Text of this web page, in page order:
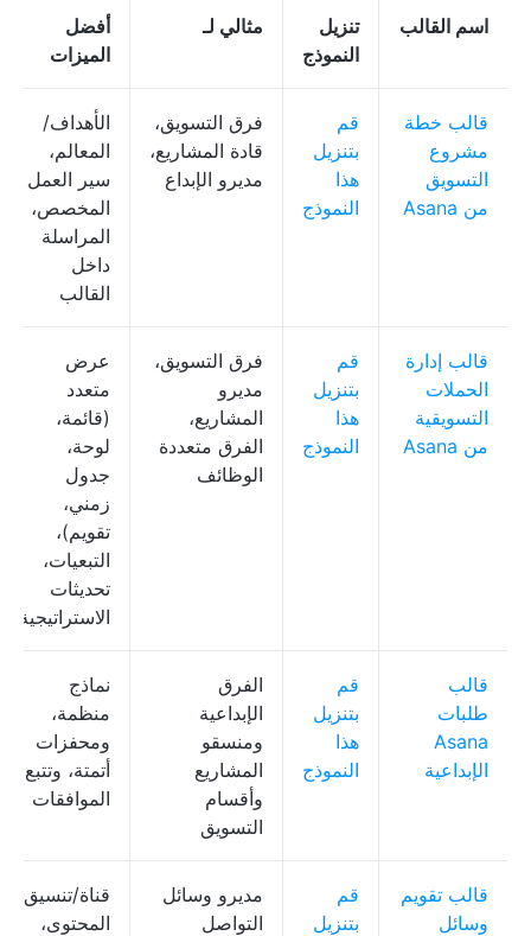
اسم القالب
تنزيل
النموذج
مثالي لـ
أفضل
الميزات
قالب خطة
مشروع
التسويق
من Asana
قم
بتنزيل
هذا
النموذج
فرق التسويق،
قادة المشاريع،
مديرو الإبداع
الأهداف/
المعالم،
سير العمل
المخصص،
المراسلة
داخل
القالب
قالب إدارة
الحملات
التسويقية
من Asana
قم
بتنزيل
هذا
النموذج
فرق التسويق،
مديرو
المشاريع،
الفرق متعددة
الوظائف
عرض
متعدد
(قائمة،
لوحة،
جدول
زمني،
تقويم)،
التبعيات،
تحديثات
الاستراتيجية
قالب
طلبات
Asana
الإبداعية
قم
بتنزيل
هذا
النموذج
الفرق
الإبداعية
ومنسقو
المشاريع
وأقسام
التسويق
نماذج
منظمة،
ومحفزات
أتمتة، وتتبع
الموافقات
قالب تقويم
وسائل
قم
بتنزيل
مديرو وسائل
التواصل
قناة/تنسيق
المحتوى،